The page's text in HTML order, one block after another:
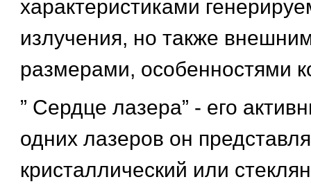
характеристиками
излучения, но также
размерами, особенностями
” Сердце лазера” - его
одних лазеров он
кристаллический или